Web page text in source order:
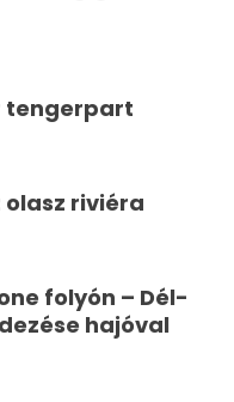
tengerpart
riviéra
folyón – Dél-
hajóval